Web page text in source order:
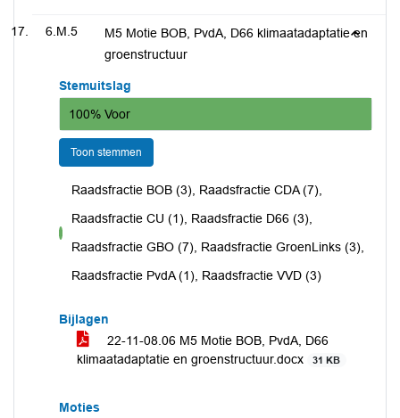
6.M.5
M5 Motie BOB, PvdA, D66 klimaatadaptatie en
groenstructuur
Stemuitslag
100% Voor
Toon stemmen
voor
Raadsfractie BOB (3), Raadsfractie CDA (7),
Raadsfractie CU (1), Raadsfractie D66 (3),
Raadsfractie GBO (7), Raadsfractie GroenLinks (3),
Raadsfractie PvdA (1), Raadsfractie VVD (3)
Bijlagen
22-11-08.06 M5 Motie BOB, PvdA, D66
klimaatadaptatie en groenstructuur.docx
31 KB
Moties